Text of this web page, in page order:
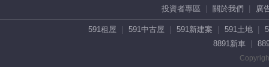
投資者專區 關於我們 廣
591租屋 591中古屋 591新建案 591土地
8891新車